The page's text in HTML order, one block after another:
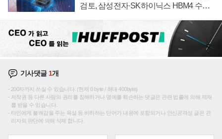
검토, 삼성전자·SK하이닉스 HBM4 수율
기사댓글1개
200자까지 쓰실 수 있습니다. (현재 0 byte / 최대 400byte)
저작권 등 다른 사람의 권리를 침해하거나 명예를 훼손하는 댓글은 관련 법률에 의해 제재
를 받을 수 있습니다.
타인에게 불쾌감을 주는 욕설 등 비하하는 단어가 내용에 포함되거나 인신공격성 글은 관
리자의 판단에 의해 삭제 합니다.